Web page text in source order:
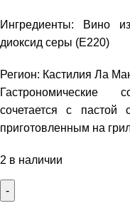
Ингредиенты: Вино
диоксид серы (Е220)
Регион: Кастилия Ла
Гастрономические
сочетается с
приготовленным на
2 в наличии